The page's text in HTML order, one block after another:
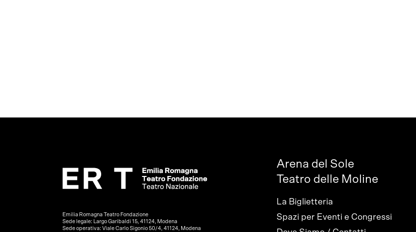
Emilia Romagna Teatro Fondazione
Sede legale: Largo Garibaldi 15, 41124, Modena
Sede operativa: Viale Carlo Sigonio 50/4, 41124, Modena
Arena del Sole
Teatro delle Moline
La Biglietteria
Spazi per Eventi e Congressi